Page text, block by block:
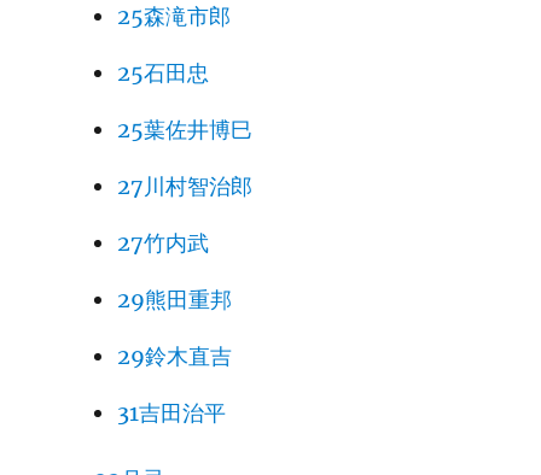
25森滝市郎
25石田忠
25葉佐井博巳
27川村智治郎
27竹内武
29熊田重邦
29鈴木直吉
31吉田治平